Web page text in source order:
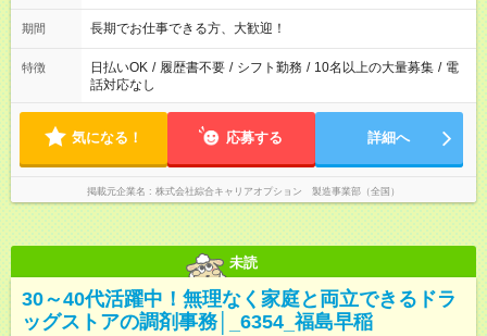
期間 長期でお仕事できる方、大歓迎！
特徴 日払いOK / 履歴書不要 / シフト勤務 / 10名以上の大量募集 / 電
話対応なし
気になる！ 応募する 詳細へ
掲載元企業名 株式会社綜合キャリアオプション 製造事業部（全国）
未読
30～40代活躍中！無理なく家庭と両立できるドラ
ッグストアの調剤事務│_6354_福島早稲